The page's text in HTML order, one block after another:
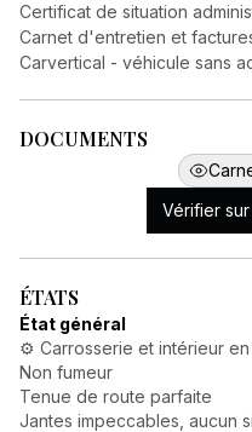
Certificat de situation
Carnet d'entretien et
Carvertical - véhicule sans
DOCUMENTS
Vérifier
ÉTATS
État général
⚙️ Carrosserie et intérieur
Non fumeur
Tenue de route parfaite
Jantes impeccables, aucun